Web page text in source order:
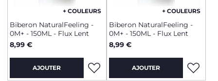
+ COULEURS
Biberon NaturalFeeling -
0M+ - 150ML - Flux Lent
8,99 €
AJOUTER
+ COULEURS
Biberon NaturalFeeling -
0M+ - 150ML - Flux Lent
8,99 €
AJOUTER